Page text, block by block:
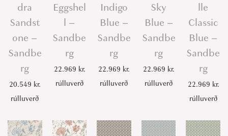
i
t
y
dra
Sandst
one –
Sandbe
rg
20.549 kr.
rúlluverð
Eggshel
l –
Sandbe
rg
22.969 kr.
rúlluverð
Indigo
Blue –
Sandbe
rg
22.969 kr.
rúlluverð
Sky
Blue –
Sandbe
rg
22.969 kr.
rúlluverð
lle
Classic
Blue –
Sandbe
rg
22.969 kr.
rúlluverð